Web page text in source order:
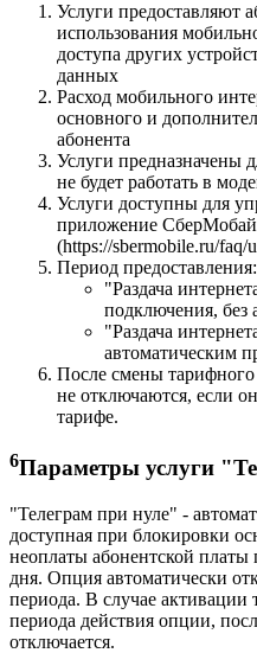
Услуги предоставляют
использования
доступа других
данных
Расход мобильного
основного и
абонента
Услуги предназначены
не будет работать в
Услуги доступны для
приложение
(https://sbermobile.ru/faq/
Период предоставления:
"Раздача
подключения, без
"Раздача
автоматическим
После смены тарифного
не отключаются, если
тарифе.
6Параметры услуги
"Телеграм при нуле" -
доступная при блокировки
неоплаты абонентской
дня. Опция автоматически
периода. В случае активации
периода действия опции,
отключается.